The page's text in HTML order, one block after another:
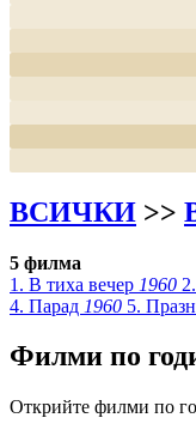
ВСИЧКИ >>
5 филма
1. В тиха вечер 1960 2.
4. Парад 1960 5.
Филми по
Открийте филми по